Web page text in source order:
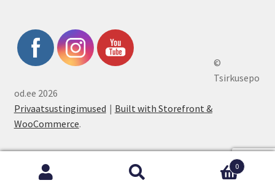
©
Tsirkusepo
od.ee 2026
Privaatsustingimused
Built with Storefront &
WooCommerce.
0